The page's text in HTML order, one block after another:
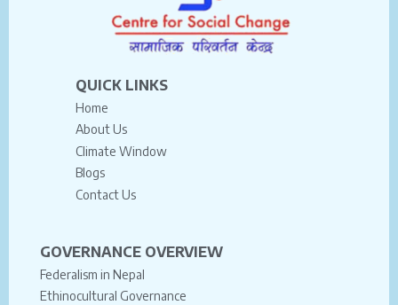
QUICK LINKS
Home
About Us
Climate Window
Blogs
Contact Us
GOVERNANCE OVERVIEW
Federalism in Nepal
Ethinocultural Governance